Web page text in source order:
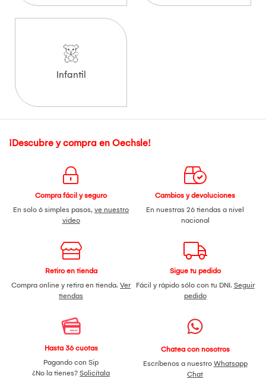
Infantil
¡Descubre y compra en Oechsle!
Compra fácil y seguro
En solo 6 simples pasos, ve nuestro
video
Cambios y devoluciones
En nuestras 26 tiendas a nivel
nacional
Retiro en tienda
Compra online y retira en tienda. Ver
tiendas
Sigue tu pedido
Fácil y rápido sólo con tu DNI. Seguir
pedido
Hasta 36 cuotas
Pagando con Sip
¿No la tienes? Solicítala
Chatea con nosotros
Escríbenos a nuestro Whatsapp
Chat